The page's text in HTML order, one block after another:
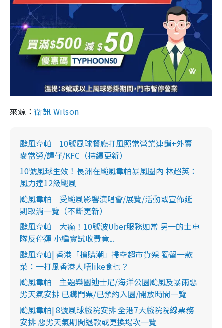
來源：衛訊 Wilson
颱風韋帕｜10號風球餐廳打風照常營業連鎖+外賣
麥當勞/譚仔/KFC（持續更新）
10號風球生效！長洲在颱風韋帕暴風圈內 林超英：
風力達12級颶風
颱風韋帕｜受颱風影響演唱會/展覽/活動或宣佈延
期取消一覽（不斷更新）
颱風韋帕｜大癲！10號波Uber服務如常 另一的士車
隊反停運 小編實試收費竟...
颱風韋帕| 香港「搶購潮」掃空超市貨架 獨留一款
菜：一打風香港人唔like食乜？
颱風韋帕｜主題樂園迪士尼/海洋公園颱風及暴雨惡
劣天氣安排 已購門票/已預約入園/開放時間一覽
颱風韋帕| 8號風球戲院安排 全港7大戲院院線票務
安排 惡劣天氣期間退款或更換場次一覽